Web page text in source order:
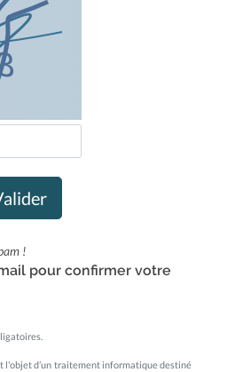
!
pour confirmer votre
l'objet d’un traitement informatique destiné